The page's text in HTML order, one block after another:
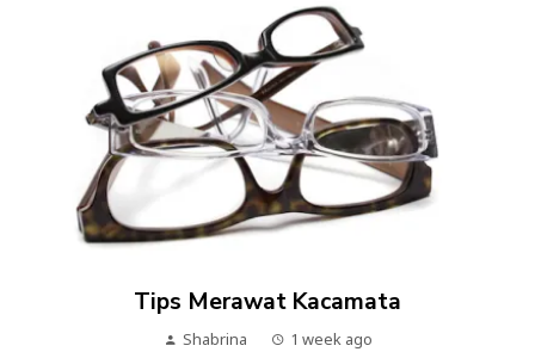
Tips Merawat Kacamata
Shabrina 1 week ago